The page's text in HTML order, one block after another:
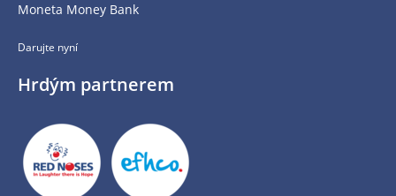
Moneta Money Bank
Darujte nyní
Hrdým partnerem